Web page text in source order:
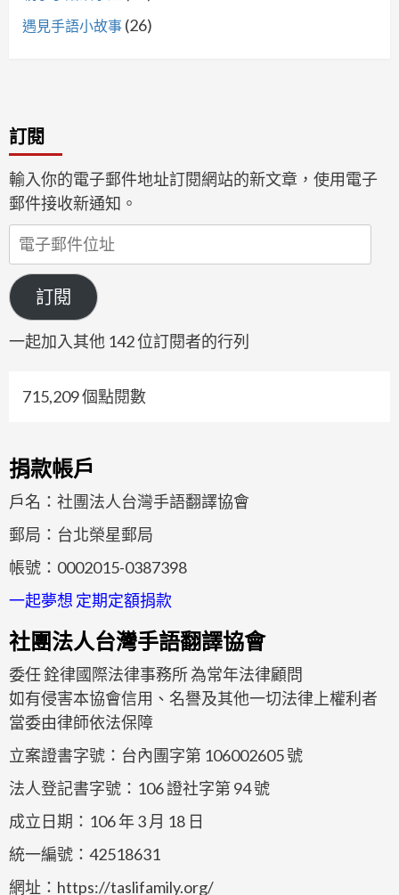
遇見手語小故事 (26)
訂閱
輸入你的電子郵件地址訂閱網站的新文章，使用電子
郵件接收新通知。
電
子
郵
件
訂閱
一起加入其他 142 位訂閱者的行列
715,209 個點閱數
捐款帳戶
戶名：社團法人台灣手語翻譯協會
郵局：台北榮星郵局
帳號：0002015-0387398
一起夢想 定期定額捐款​​
社團法人台灣手語翻譯協會
委任 銓律國際法律事務所 為常年法律顧問
如有侵害本協會信用、名譽及其他一切法律上權利者
當委由律師依法保障
立案證書字號：台內團字第 106002605 號
法人登記書字號：106 證社字第 94 號
成立日期：106 年 3 月 18 日
統一編號：42518631
網址：https://taslifamily.org/